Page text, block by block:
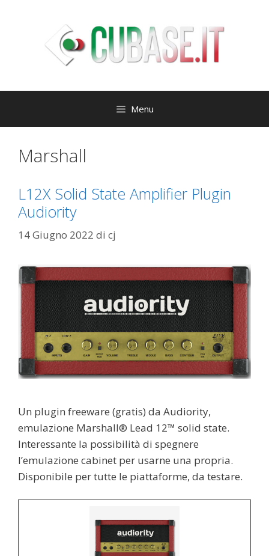
Menu
Marshall
L12X Solid State Amplifier Plugin
Audiority
14 Giugno 2022 di cj
Un plugin freeware (gratis) da Audiority,
emulazione Marshall® Lead 12™ solid state.
Interessante la possibilità di spegnere
l’emulazione cabinet per usarne una propria.
Disponibile per tutte le piattaforme, da testare.